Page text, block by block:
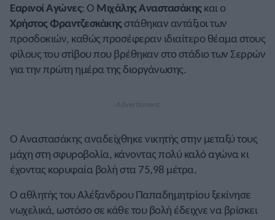
Εαρινοί Αγώνες: Ο Μιχάλης Αναστασάκηςκαι ο
Χρήστος Φραντζεσκάκηςστάθηκαν αντάξιοι των
προσδοκιών, καθώς προσέφεραν ιδιαίτερο θέαμα στους
φίλους του στίβου που βρέθηκαν στο στάδιο των Σερρών
για την πρώτη ημέρα της διοργάνωσης.
Ο Αναστασάκης αναδείχθηκε νικητής στην μεταξύ τους
μάχη στη σφυροβολία, κάνοντας πολύ καλό αγώνα κι
έχοντας κορυφαία βολή στα 75,98 μέτρα.
Ο αθλητής του Αλέξανδρου Παπαδημητρίου ξεκίνησε
νωχελικά, ωστόσο σε κάθε του βολή έδειχνε να βρίσκει